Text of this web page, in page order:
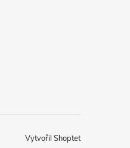
Vytvořil Shoptet